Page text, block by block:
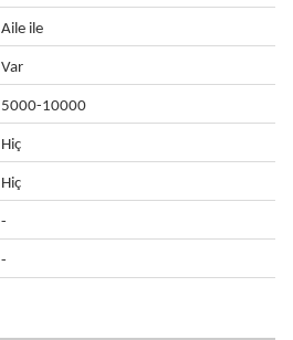
Aile ile
Var
5000-10000
Hiç
Hiç
-
-